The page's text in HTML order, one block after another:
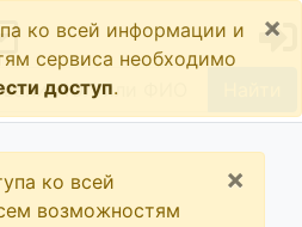
ко всей информации и
сервиса необходимо
доступ.
×
ко всей
возможностям
×